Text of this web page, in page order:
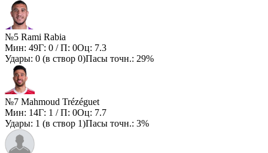
№5 Rami Rabia
Мин: 49Г: 0 / П: 0Оц: 7.3
Удары: 0 (в створ 0)Пасы точн.: 29%
№7 Mahmoud Trézéguet
Мин: 14Г: 1 / П: 0Оц: 7.7
Удары: 1 (в створ 1)Пасы точн.: 3%